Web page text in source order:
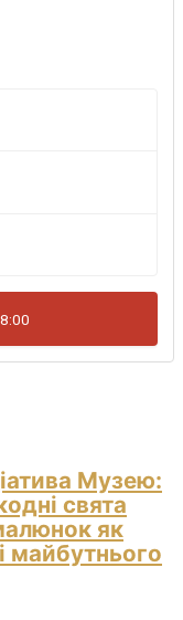
Музею:
свята
як
майбутнього